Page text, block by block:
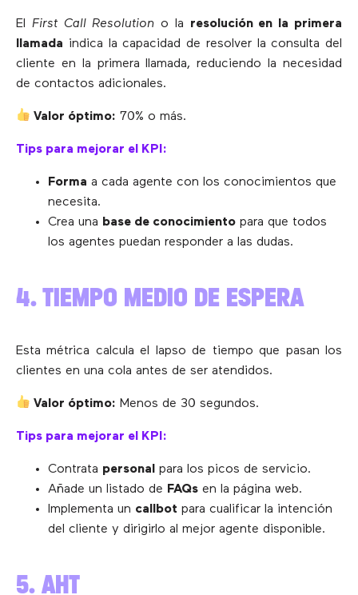
El First Call Resolution o la resolución en la primera
llamada indica la capacidad de resolver la consulta del
cliente en la primera llamada, reduciendo la necesidad
de contactos adicionales.
Valor óptimo: 70% o más.
Tips para mejorar el KPI:
Forma a cada agente con los conocimientos que
necesita.
Crea una base de conocimiento para que todos
los agentes puedan responder a las dudas.
4. TIEMPO MEDIO DE ESPERA
Esta métrica calcula el lapso de tiempo que pasan los
clientes en una cola antes de ser atendidos.
Valor óptimo: Menos de 30 segundos.
Tips para mejorar el KPI:
Contrata personal
para los picos de servicio.
Añade un listado de FAQs en la página web.
Implementa un callbot para cualificar la intención
del cliente y dirigirlo al mejor agente disponible.
5. AHT